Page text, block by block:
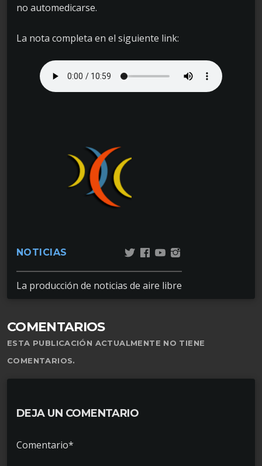
no automedicarse.
La nota completa en el siguiente link:
NOTICIAS
La producción de noticias de aire libre
COMENTARIOS
ESTA PUBLICACIÓN ACTUALMENTE NO TIENE
COMENTARIOS.
DEJA UN COMENTARIO
Comentario*